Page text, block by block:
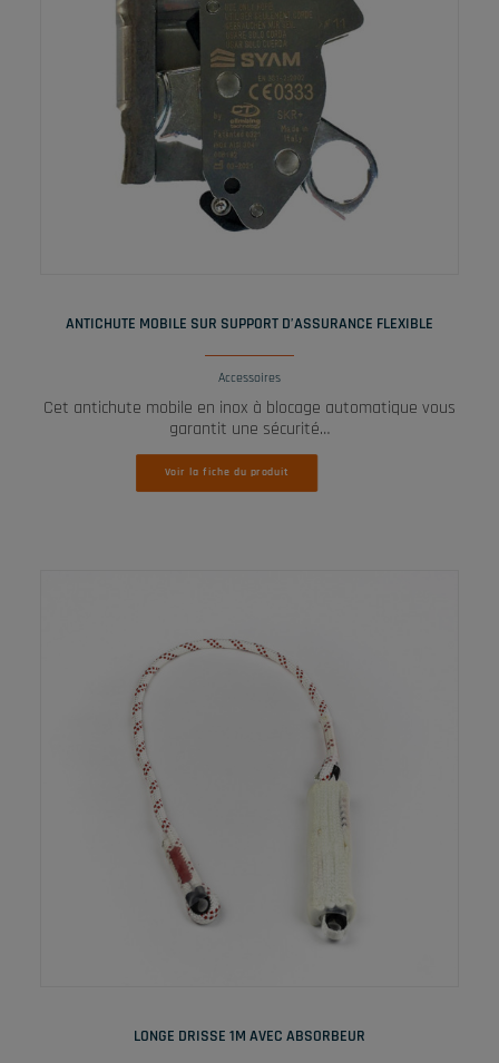
ANTICHUTE MOBILE SUR SUPPORT D’ASSURANCE FLEXIBLE
Accessoires
Cet antichute mobile en inox à blocage automatique vous
garantit une sécurité…
Voir la fiche du produit
LONGE DRISSE 1M AVEC ABSORBEUR